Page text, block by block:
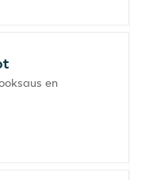
en